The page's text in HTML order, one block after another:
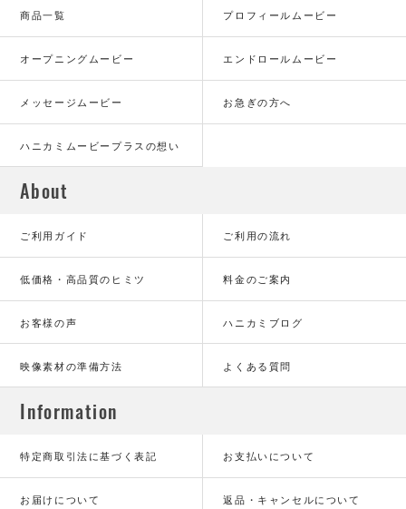
商品一覧 プロフィールムービー
オープニングムービー エンドロールムービー
メッセージムービー お急ぎの方へ
ハニカミムービープラスの想い
About
ご利用ガイド ご利用の流れ
低価格・高品質のヒミツ 料金のご案内
お客様の声 ハニカミブログ
映像素材の準備方法 よくある質問
Information
特定商取引法に基づく表記 お支払いについて
お届けについて 返品・キャンセルについて